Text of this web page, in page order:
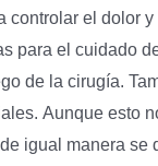
controlar el dolor
para el cuidado
de la cirugía.
Aunque esto
igual manera se